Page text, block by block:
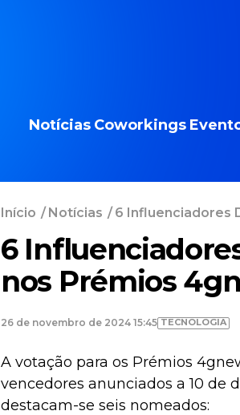
Notícias Coworkings
Início /Notícias / 6 Influenciadores
6
nos Prémios
26 de novembro de 2024 15:45 TECNOLOGIA
A votação para os Prémios
vencedores anunciados a 10 de
destacam-se seis nomeados: